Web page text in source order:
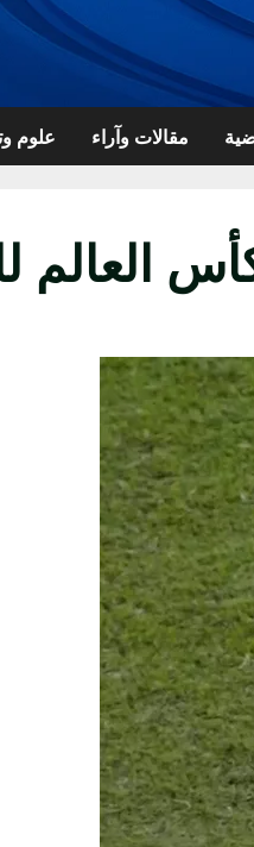
مقالات وآراء علوم
العالم